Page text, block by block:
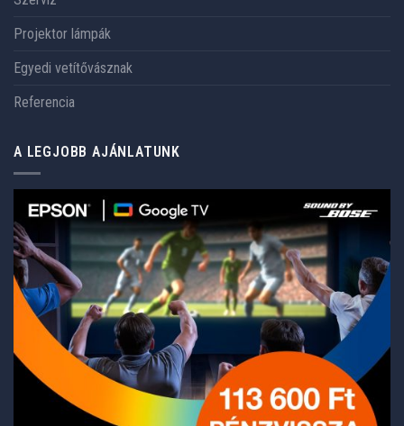
Projektor lámpák
Egyedi vetítővásznak
Referencia
A LEGJOBB AJÁNLATUNK